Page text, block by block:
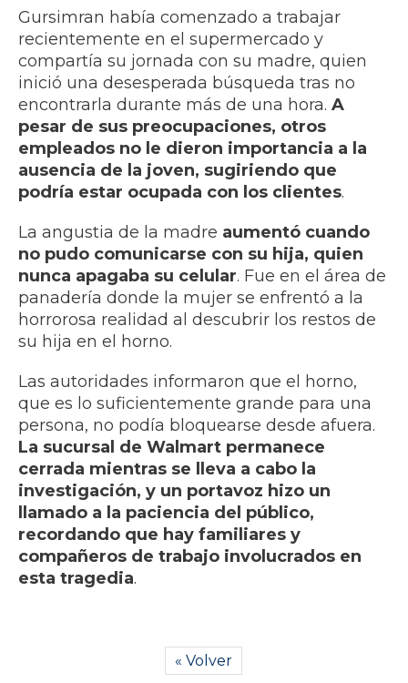
Gursimran había comenzado a trabajar
recientemente en el supermercado y
compartía su jornada con su madre, quien
inició una desesperada búsqueda tras no
encontrarla durante más de una hora. A
pesar de sus preocupaciones, otros
empleados no le dieron importancia a la
ausencia de la joven, sugiriendo que
podría estar ocupada con los clientes.
La angustia de la madre aumentó cuando
no pudo comunicarse con su hija, quien
nunca apagaba su celular. Fue en el área de
panadería donde la mujer se enfrentó a la
horrorosa realidad al descubrir los restos de
su hija en el horno.
Las autoridades informaron que el horno,
que es lo suficientemente grande para una
persona, no podía bloquearse desde afuera.
La sucursal de Walmart permanece
cerrada mientras se lleva a cabo la
investigación, y un portavoz hizo un
llamado a la paciencia del público,
recordando que hay familiares y
compañeros de trabajo involucrados en
esta tragedia.
« Volver